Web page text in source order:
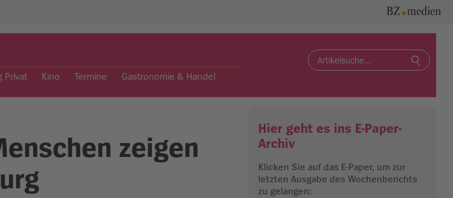
Privat Kino Termine Gastronomie & Handel
Search
for:
zeigen
Hier geht es ins E-Paper-
Archiv
Klicken Sie auf das E-Paper, um zur
letzten Ausgabe des Wochenberichts
zu gelangen: